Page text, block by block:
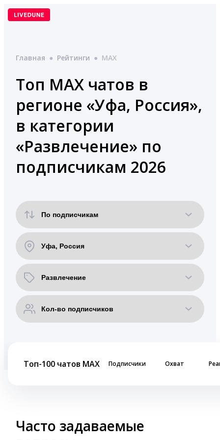
Перейти
Главная ● Рейтинги ● MAX
Топ MAX чатов в
регионе «Уфа, Россия»,
в категории
«Развлечение» по
подписчикам 2026
Топ-100 чатов MAX Подписчики Охват
Часто задаваемые